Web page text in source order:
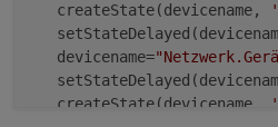
   createState(devicename,
   devicename=
   createState(devicename,